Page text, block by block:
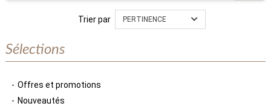
Trier par PERTINENCE
Sélections
Offres et promotions
Nouveautés